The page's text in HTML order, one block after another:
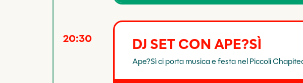
20:30 DJ SET CON APE?SÌ
Ape?Sì ci porta musica e festa nel Piccoli